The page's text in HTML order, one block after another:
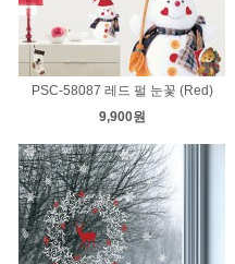
PSC-58087 레드 펄 눈꽃 (Red)
9,900원